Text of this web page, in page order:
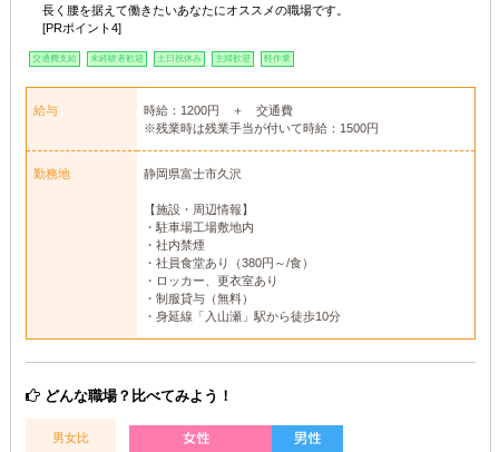
長く腰を据えて働きたいあなたにオススメの職場です。
[PRポイント4]
交通費支給 未経験者歓迎 土日祝休み 主婦歓迎 軽作業
給与
時給：1200円 ＋ 交通費
※残業時は残業手当が付いて時給：1500円
勤務地 静岡県富士市久沢
【施設・周辺情報】
・駐車場工場敷地内
・社内禁煙
・社員食堂あり（380円～/食）
・ロッカー、更衣室あり
・制服貸与（無料）
・身延線「入山瀬」駅から徒歩10分
どんな職場？比べてみよう！
男女比